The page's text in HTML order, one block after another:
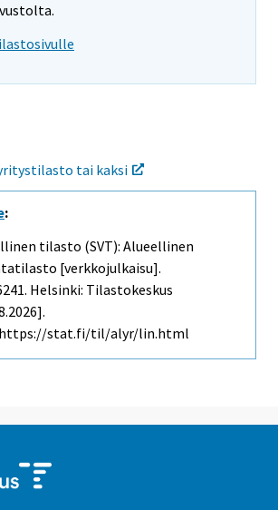
tai kaksi
:
tilasto (SVT): Alueellinen
[verkkojulkaisu].
Helsinki: Tilastokeskus
https://stat.fi/til/alyr/lin.html